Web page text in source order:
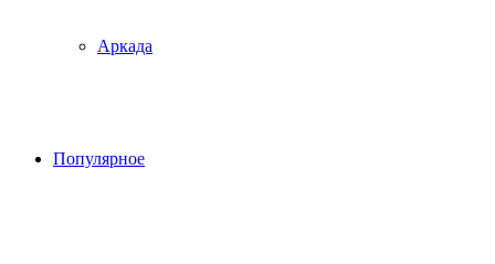
Аркада
Популярное